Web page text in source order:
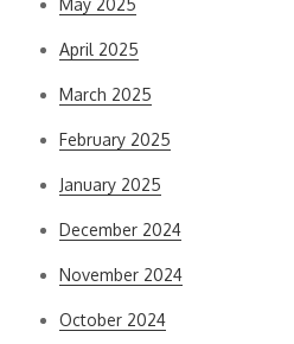
May 2025
April 2025
March 2025
February 2025
January 2025
December 2024
November 2024
October 2024